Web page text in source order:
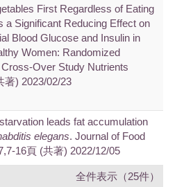
First Regardless of Eating
a Significant Reducing Effect on
Blood Glucose and Insulin in
Women: Randomized
Over Study Nutrients
著) 2023/02/23
leads fat accumulation
elegans. Journal of Food
16頁 (共著) 2022/12/05
全件表示（25件）